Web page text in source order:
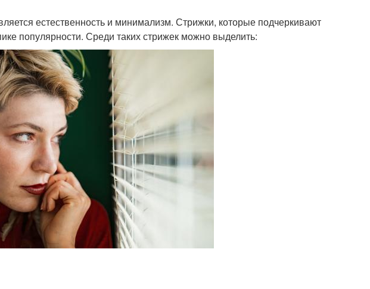
естественность и минимализм. Стрижки, которые подчеркивают
популярности. Среди таких стрижек можно выделить: